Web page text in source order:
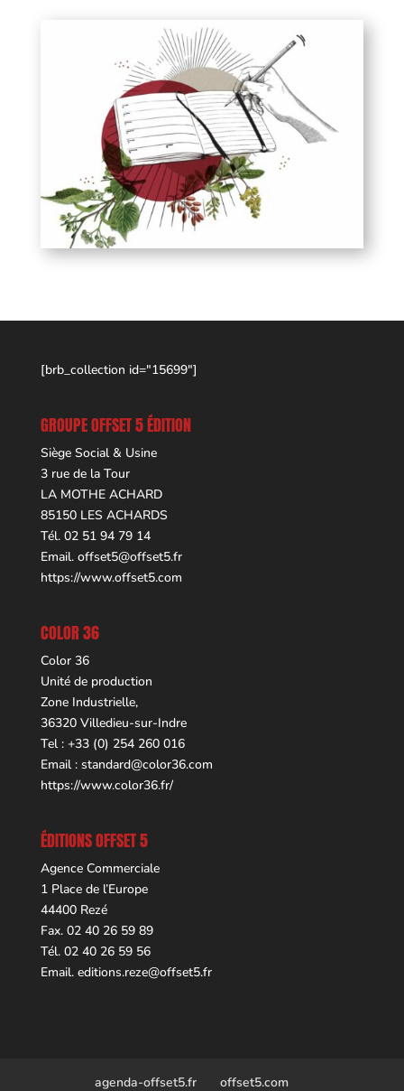
[brb_collection id="15699"]
GROUPE OFFSET 5 ÉDITION
Siège Social & Usine
3 rue de la Tour
LA MOTHE ACHARD
85150 LES ACHARDS
Tél. 02 51 94 79 14
Email. offset5@offset5.fr
https://www.offset5.com
COLOR 36
Color 36
Unité de production
Zone Industrielle,
36320 Villedieu-sur-Indre
Tel : +33 (0) 254 260 016
Email : standard@color36.com
https://www.color36.fr/
ÉDITIONS OFFSET 5
Agence Commerciale
1 Place de l’Europe
44400 Rezé
Fax. 02 40 26 59 89
Tél. 02 40 26 59 56
Email. editions.reze@offset5.fr
agenda-offset5.fr offset5.com